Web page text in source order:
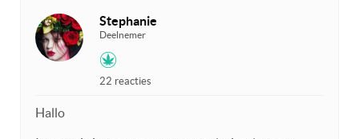
Stephanie
Deelnemer
22 reacties
Hallo